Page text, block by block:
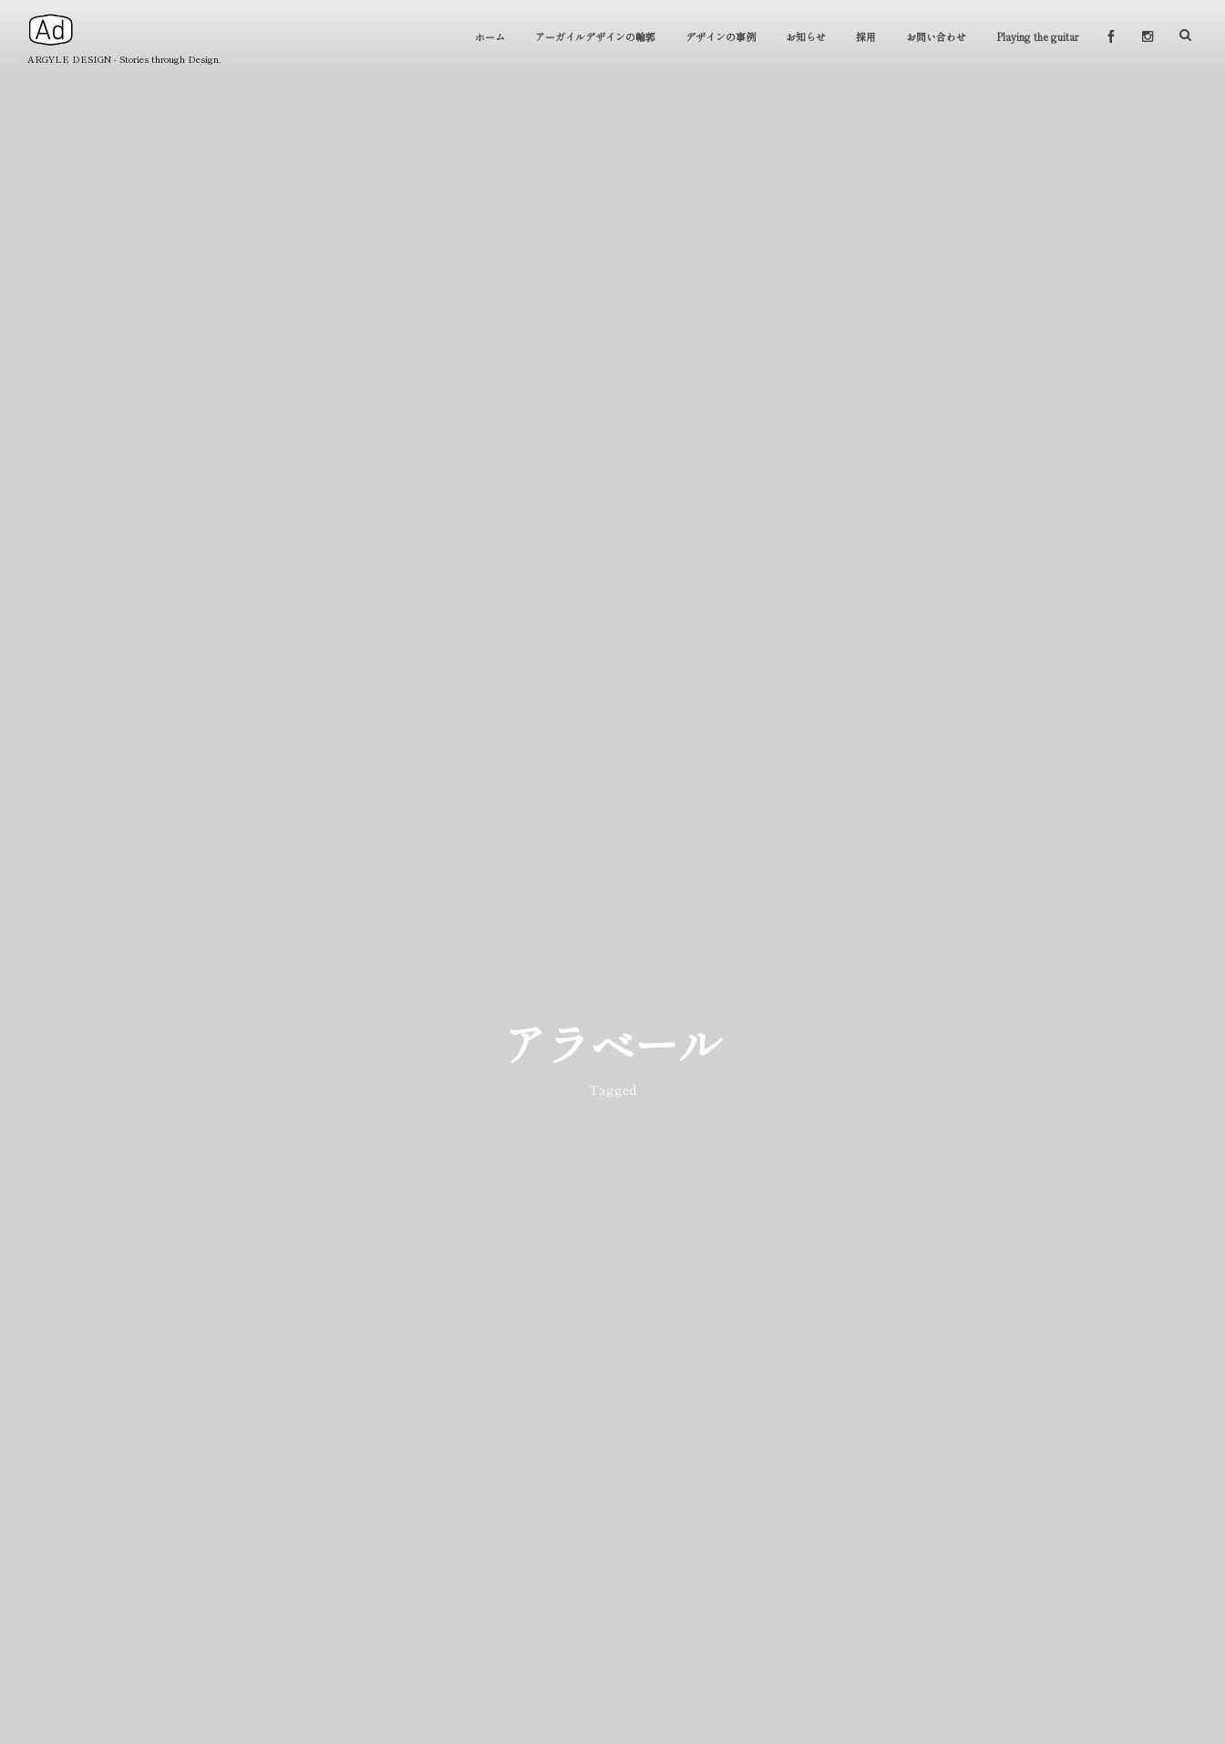
ARGYLE DESIGN - Stories through Design.
ホーム アーガイルデザインの輪郭 デザインの事例 お知らせ 採用 お問い合わせ Playing the guitar
アラベール
Tagged